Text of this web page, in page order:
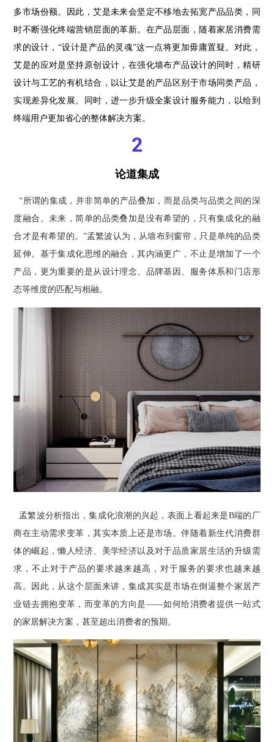
多市场份额。因此，艾是未来会坚定不移地去拓宽产品品类，同
时不断强化终端营销层面的革新。在产品层面，随着家居消费需
求的设计，“设计是产品的灵魂”这一点将更加毋庸置疑。对此，
艾是的应对是坚持原创设计，在强化墙布产品设计的同时，精研
设计与工艺的有机结合，以让艾是的产品区别于市场同类产品，
实现差异化发展。同时，进一步升级全案设计服务能力，以给到
终端用户更加省心的整体解决方案。
2
论道集成
“所谓的集成，并非简单的产品叠加，而是品类与品类之间的深
度融合。未来，简单的品类叠加是没有希望的，只有集成化的融
合才是有希望的。”孟繁波认为，从墙布到窗帘，只是单纯的品类
延伸。基于集成化思维的融合，其内涵更广，不止是增加了一个
产品，更为重要的是从设计理念、品牌基因、服务体系和门店形
态等维度的匹配与相融。
孟繁波分析指出，集成化浪潮的兴起，表面上看起来是B端的厂
商在主动需求变革，其实本质上还是市场。伴随着新生代消费群
体的崛起，懒人经济、美学经济以及对于品质家居生活的升级需
求，不止对于产品的要求越来越高，对于服务的要求也越来越
高。因此，从这个层面来讲，集成其实是市场在倒逼整个家居产
业链去拥抱变革，而变革的方向是——如何给消费者提供一站式
的家居解决方案，甚至超出消费者的预期。